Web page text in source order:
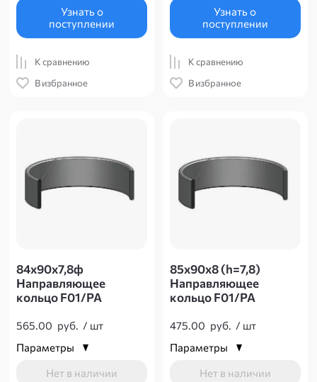
Узнать о
поступлении
К сравнению
В избранное
Узнать о
поступлении
К сравнению
В избранное
84х90х7,8ф
Направляющее
кольцо F01/PA
565.00 руб. / шт
Параметры
Нет в наличии
85х90х8 (h=7,8)
Направляющее
кольцо F01/PA
475.00 руб. / шт
Параметры
Нет в наличии